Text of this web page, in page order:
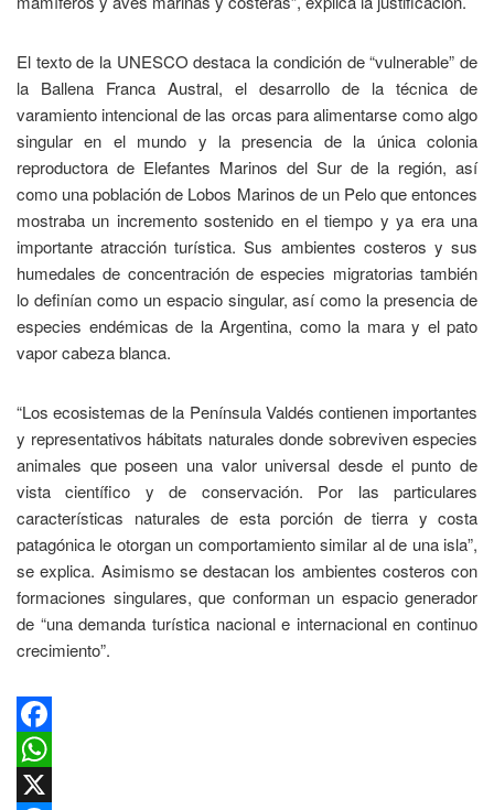
El texto de la UNESCO destaca la condición de “vulnerable” de
la Ballena Franca Austral, el desarrollo de la técnica de
varamiento intencional de las orcas para alimentarse como algo
singular en el mundo y la presencia de la única colonia
reproductora de Elefantes Marinos del Sur de la región, así
como una población de Lobos Marinos de un Pelo que entonces
mostraba un incremento sostenido en el tiempo y ya era una
importante atracción turística. Sus ambientes costeros y sus
humedales de concentración de especies migratorias también
lo definían como un espacio singular, así como la presencia de
especies endémicas de la Argentina, como la mara y el pato
vapor cabeza blanca.
“Los ecosistemas de la Península Valdés contienen importantes
y representativos hábitats naturales donde sobreviven especies
animales que poseen una valor universal desde el punto de
vista científico y de conservación. Por las particulares
características naturales de esta porción de tierra y costa
patagónica le otorgan un comportamiento similar al de una isla”,
se explica. Asimismo se destacan los ambientes costeros con
formaciones singulares, que conforman un espacio generador
de “una demanda turística nacional e internacional en continuo
crecimiento”.
Facebook
WhatsApp